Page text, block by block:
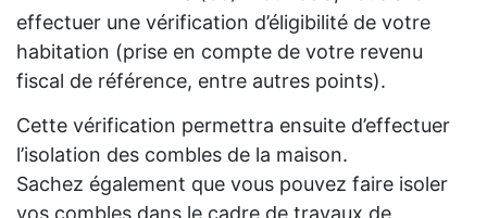
effectuer une vérification d’éligibilité de votre
habitation (prise en compte de votre revenu
fiscal de référence, entre autres points).
Cette vérification permettra ensuite d’effectuer
l’isolation des combles de la maison.
Sachez également que vous pouvez faire isoler
vos combles dans le cadre de travaux de